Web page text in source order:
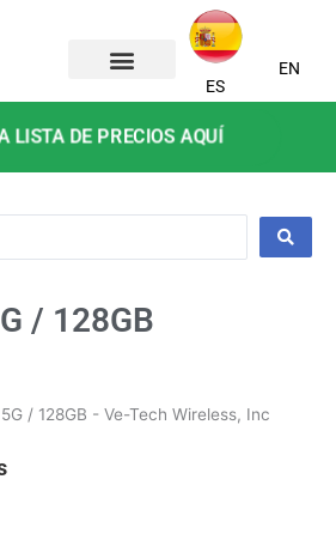
ES
EN
LISTA DE PRECIOS AQUÍ
/ 128GB